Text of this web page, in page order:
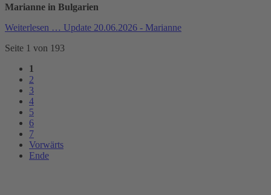
Marianne in Bulgarien
Weiterlesen … Update 20.06.2026 - Marianne
Seite 1 von 193
1
2
3
4
5
6
7
Vorwärts
Ende